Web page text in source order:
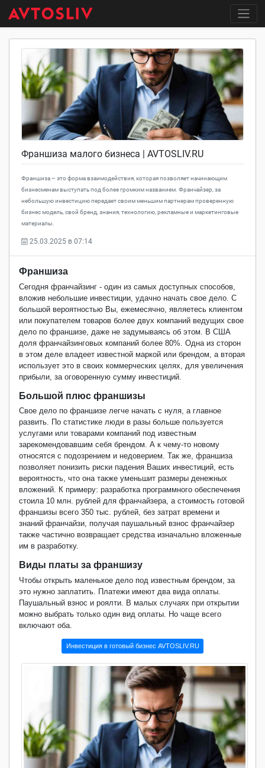
Франшиза малого бизнеса | AVTOSLIV.RU
Франшиза – это форма взаимодействия, которая позволяет начинающим
бизнесменам выступать под более громким названием. Франчайзер, за
небольшую инвестицию передает своим меньшим партнерам проверенную
бизнес модель, свой бренд, знания, технологию, рекламные и маркетинговые
материалы.
25.03.2025 в 07:14
Франшиза
Сегодня франчайзинг - один из самых доступных способов,
вложив небольшие инвестиции, удачно начать свое дело.С
большой вероятностью Вы, ежемесячно, являетесь клиентом
или покупателем товаров более двух компаний ведущих свое
дело по франшизе, даже не задумываясь об этом. В США
доля франчайзинговых компаний более 80%. Одна из сторон
в этом деле владеет известной маркой или брендом, а вторая
использует это в своих коммерческих целях, для увеличения
прибыли, за оговоренную сумму инвестиций.
Большой плюс франшизы
Свое дело по франшизе легче начать с нуля, а главное
развить. По статистике люди в разы больше пользуется
услугами или товарами компаний под известным
зарекомендовавшим себя брендом. А к чему-то новому
относятся с подозрением и недоверием. Так же, франшиза
позволяет понизить риски падения Ваших инвестиций, есть
вероятность, что она также уменьшит размеры денежных
вложений. К примеру: разработка программного обеспечения
стоила 10 млн. рублей для франчайзера, а стоимость готовой
франшизы всего 350 тыс. рублей, без затрат времени и
знаний франчайзи, получая паушальный взнос франчайзер
также частично возвращает средства изначально вложенные
им в разработку.
Виды платы за франшизу
Чтобы открыть маленькое дело под известным брендом, за
это нужно заплатить. Платежи имеют два вида оплаты.
Паушальный взнос и роялти. В малых случаях при открытии
можно выбрать только один вид оплаты. Но чаще всего
включают оба.
Инвестиция в готовый бизнес AVTOSLIV.RU